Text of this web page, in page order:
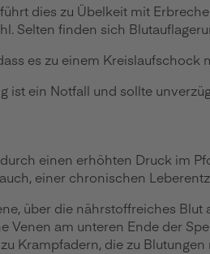
dies zu Übelkeit mit
Selten finden sich
es zu einem
ist ein Notfall und sollte
einen erhöhten Druck im
einer chronischen
über die nährstoffreiches
Venen am unteren Ende der
Krampfadern, die zu